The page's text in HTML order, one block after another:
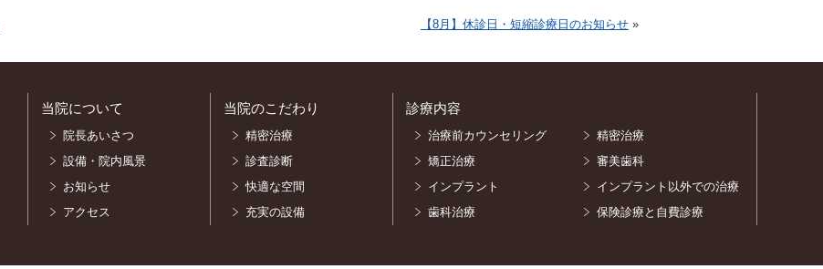
【8月】休診日・短縮診療日のお知らせ »
当院について
院長あいさつ
設備・院内風景
お知らせ
アクセス
当院のこだわり
精密治療
診査診断
快適な空間
充実の設備
診療内容
治療前カウンセリング
精密治療
矯正治療
審美歯科
インプラント
インプラント以外での治療
歯科治療
保険診療と自費診療